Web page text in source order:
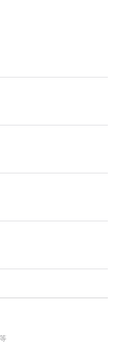
る申請であることを確認した
保護のための対応となります